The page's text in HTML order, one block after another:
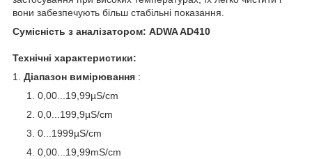
вони забезпечують більш стабільні показання.
Сумісність з аналізатором: ADWA AD410
Технічні характеристики:
1. Діапазон вимірювання :
0,00...19,99µS/cm
0,0...199,9µS/cm
0...1999µS/cm
0,00...19,99mS/cm